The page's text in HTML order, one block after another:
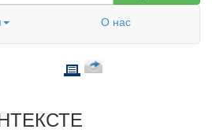
О нас